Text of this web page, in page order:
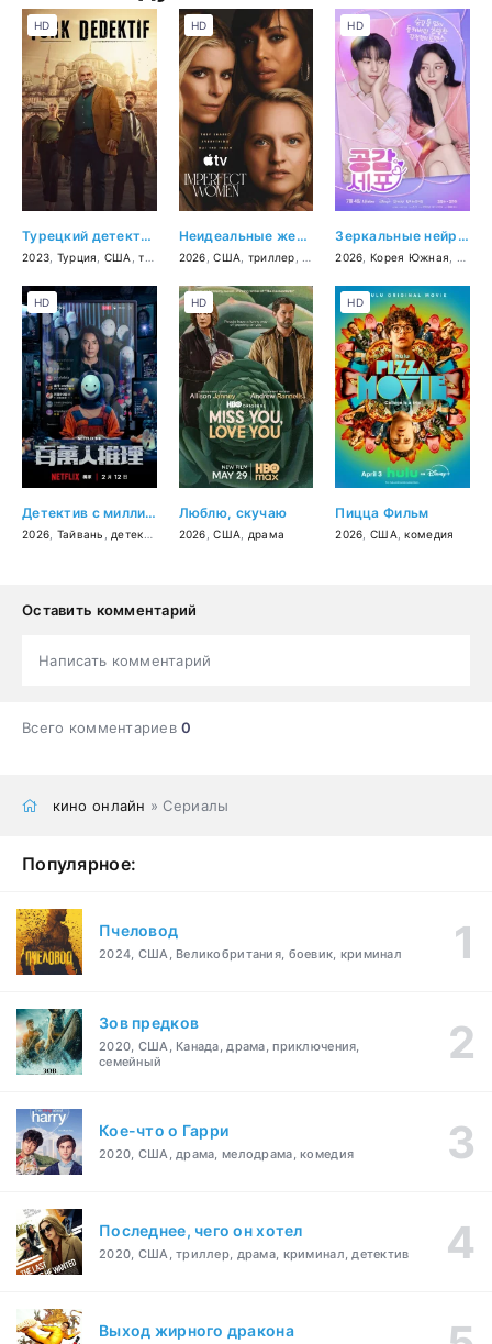
Турецкий детектив
2023 Турция США ,триллер ,драма,криминал
HD
Неидеальные женщины
2026 ,США триллер детектив,драма
HD
Зеркальные нейроны
2026 Корея Южная
HD
Детектив с миллионом подписчиков
2026 Тайвань детектив триллер,криминал
HD
Люблю, скучаю
2026 ,США драма
HD
Пицца Фильм
2026 США ,комедия
HD
Оставить комментарий
Написать комментарий
Всего комментариев0
кино онлайн » Сериалы
Популярное:
Пчеловод
2024, США, Великобритания, боевик, криминал
Зов предков
2020, США, Канада, драма, приключения,
семейный
Кое-что о Гарри
2020, США, драма, мелодрама, комедия
Последнее, чего он хотел
2020, США, триллер, драма, криминал, детектив
Выход жирного дракона